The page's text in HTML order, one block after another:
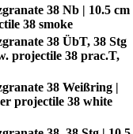
38 Nb | 10.5 cm
38 smoke
38 ÜbT, 38 Stg
projectile 38 prac.T,
38 Weißring |
projectile 38 white